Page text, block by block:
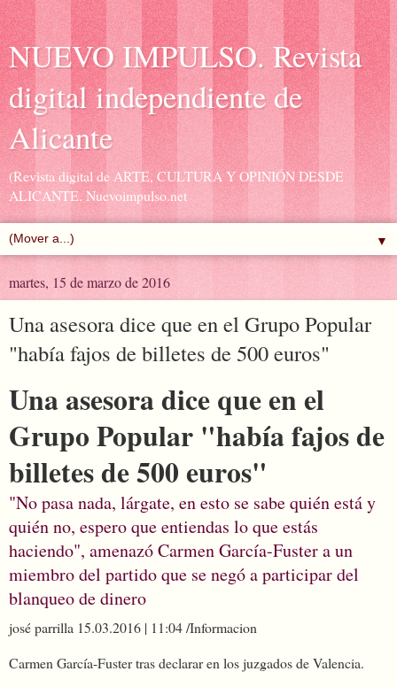
NUEVO IMPULSO. Revista
digital independiente de
Alicante
(Revista digital de ARTE, CULTURA Y OPINIÓN DESDE
ALICANTE. Nuevoimpulso.net
▼
martes, 15 de marzo de 2016
Una asesora dice que en el Grupo Popular
"había fajos de billetes de 500 euros"
Una asesora dice que en el
Grupo Popular "había fajos de
billetes de 500 euros"
"No pasa nada, lárgate, en esto se sabe quién está y
quién no, espero que entiendas lo que estás
haciendo", amenazó Carmen García-Fuster a un
miembro del partido que se negó a participar del
blanqueo de dinero
josé parrilla 15.03.2016 | 11:04 /Informacion
Carmen García-Fuster tras declarar en los juzgados de Valencia.